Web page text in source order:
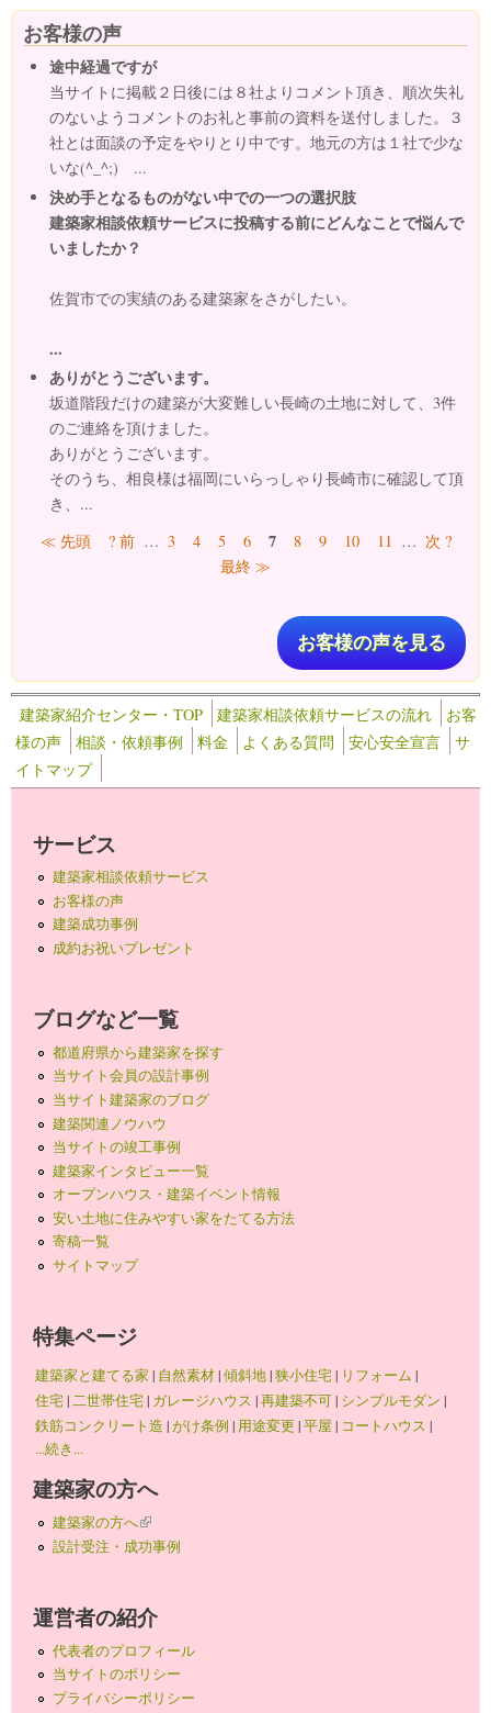
お客様の声
途中経過ですが
当サイトに掲載２日後には８社よりコメント頂き、順次失礼
のないようコメントのお礼と事前の資料を送付しました。３
社とは面談の予定をやりとり中です。地元の方は１社で少な
いな(^_^;) ...
決め手となるものがない中での一つの選択肢
建築家相談依頼サービスに投稿する前にどんなことで悩んで
いましたか？
佐賀市での実績のある建築家をさがしたい。
...
ありがとうございます。
坂道階段だけの建築が大変難しい長崎の土地に対して、3件
のご連絡を頂けました。
ありがとうございます。
そのうち、相良様は福岡にいらっしゃり長崎市に確認して頂
き、...
ページ
≪ 先頭 ? 前 … 3 4 5 6 7 8 9 10 11 … 次 ?
最終 ≫
お客様の声を見る
建築家紹介センター・TOP 建築家相談依頼サービスの流れ
お客
様の声
相談・依頼事例 料金 よくある質問 安心安全宣言
サ
イトマップ
サービス
建築家相談依頼サービス
お客様の声
建築成功事例
成約お祝いプレゼント
ブログなど一覧
都道府県から建築家を探す
当サイト会員の設計事例
当サイト建築家のブログ
建築関連ノウハウ
当サイトの竣工事例
建築家インタビュー一覧
オープンハウス・建築イベント情報
安い土地に住みやすい家をたてる方法
寄稿一覧
サイトマップ
特集ページ
建築家と建てる家 | 自然素材|傾斜地|狭小住宅| リフォーム |
住宅|二世帯住宅| ガレージハウス |再建築不可| シンプルモダン |
鉄筋コンクリート造 |がけ条例 | 用途変更 |平屋 | コートハウス |
...続き...
建築家の方へ
建築家の方へ(link is external)
設計受注・成功事例
運営者の紹介
代表者のプロフィール
当サイトのポリシー
プライバシーポリシー